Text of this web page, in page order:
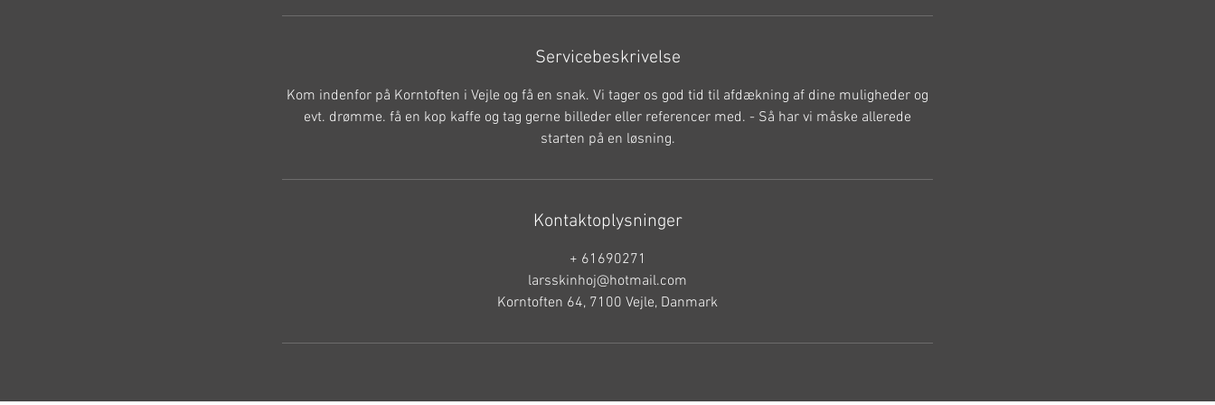
Servicebeskrivelse
Kom indenfor på Korntoften i Vejle og få en snak. Vi tager os god tid til afdækning af dine muligheder og
evt. drømme. få en kop kaffe og tag gerne billeder eller referencer med. - Så har vi måske allerede
starten på en løsning.
Kontaktoplysninger
+ 61690271
larsskinhoj@hotmail.com
Korntoften 64, 7100 Vejle, Danmark